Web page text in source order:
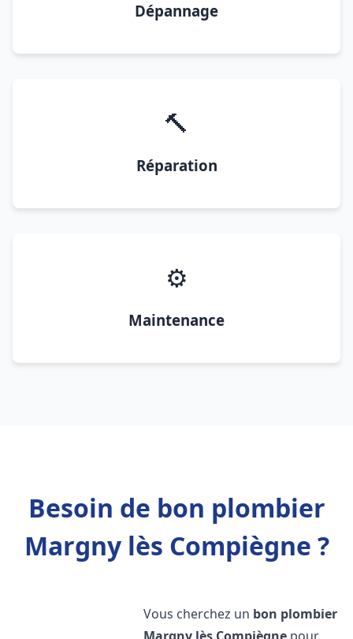
Dépannage
🔨
Réparation
⚙️
Maintenance
Besoin de bon plombier
Margny lès Compiègne ?
Vous cherchez un bon plombier